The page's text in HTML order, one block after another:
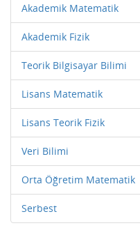
Akademik Matematik
Akademik Fizik
Teorik Bilgisayar Bilimi
Lisans Matematik
Lisans Teorik Fizik
Veri Bilimi
Orta Öğretim Matematik
Serbest